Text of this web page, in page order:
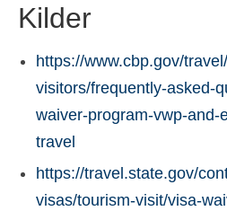
Kilder
https://www.cbp.gov/
visitors/frequently-asked-
waiver-program-vwp-and-
travel
https://travel.state.gov/
visas/tourism-visit/visa-